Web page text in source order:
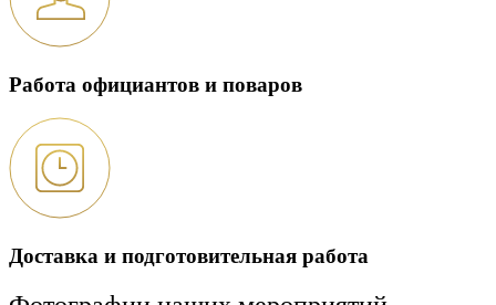
Работа официантов и поваров
Доставка и подготовительная работа